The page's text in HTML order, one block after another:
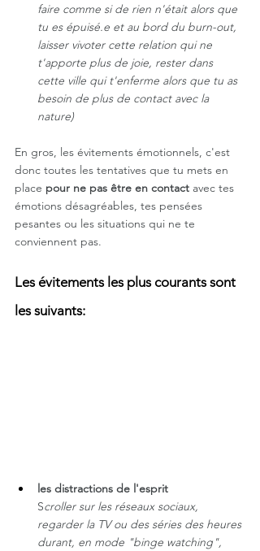
faire comme si de rien n'était alors que
tu es épuisé.e et au bord du burn-out,
laisser vivoter cette relation qui ne
t'apporte plus de joie, rester dans
cette ville qui t'enferme alors que tu as
besoin de plus de contact avec la
nature)
En gros, les évitements émotionnels, c'est
donc toutes les tentatives que tu mets en
place pour ne pas être en contact avec tes
émotions désagréables, tes pensées
pesantes ou les situations qui ne te
conviennent pas.
Les évitements les plus courants sont
les suivants:
les distractions de l'esprit
Scroller sur les réseaux sociaux,
regarder la TV ou des séries des heures
durant, en mode "binge watching",